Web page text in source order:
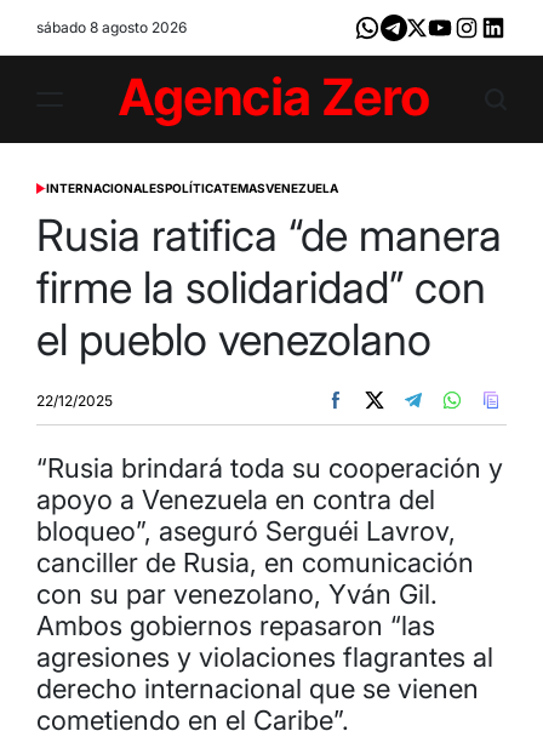
sábado 8 agosto 2026 Whatsapp
Telegram
X YoutubeInstagram
Zero
POSTED
INTERNACIONALESPOLÍTICATEMASVENEZUELA
Rusia ratifica “de manera
firme la solidaridad” con
el pueblo venezolano
22/12/2025
“Rusia brindará toda su cooperación y
apoyo a Venezuela en contra del
bloqueo”, aseguró Serguéi Lavrov,
canciller de Rusia, en comunicación
con su par venezolano, Yván Gil.
Ambos gobiernos repasaron “las
agresiones y violaciones flagrantes al
derecho internacional que se vienen
cometiendo en el Caribe”.